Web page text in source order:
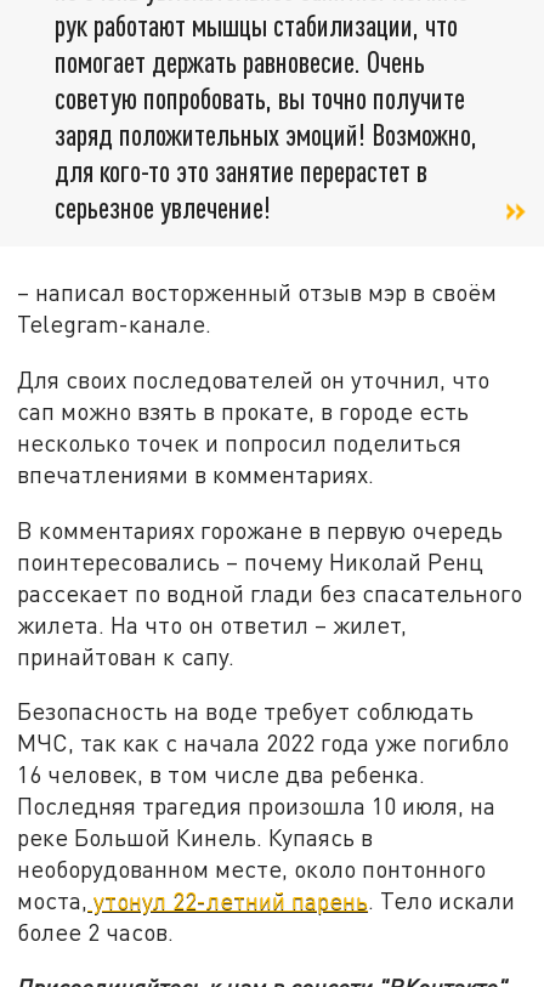
рук работают мышцы стабилизации, что
помогает держать равновесие. Очень
советую попробовать, вы точно получите
заряд положительных эмоций! Возможно,
для кого-то это занятие перерастет в
серьезное увлечение!
– написал восторженный отзыв мэр в своём
Telegram-канале.
Для своих последователей он уточнил, что
сап можно взять в прокате, в городе есть
несколько точек и попросил поделиться
впечатлениями в комментариях.
В комментариях горожане в первую очередь
поинтересовались – почему Николай Ренц
рассекает по водной глади без спасательного
жилета. На что он ответил – жилет,
принайтован к сапу.
Безопасность на воде требует соблюдать
МЧС, так как с начала 2022 года уже погибло
16 человек, в том числе два ребенка.
Последняя трагедия произошла 10 июля, на
реке Большой Кинель. Купаясь в
необорудованном месте, около понтонного
моста, утонул 22-летний парень. Тело искали
более 2 часов.